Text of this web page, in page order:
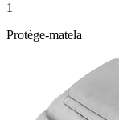
1
Protège-matela